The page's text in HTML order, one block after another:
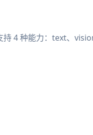
4 种能力：text、